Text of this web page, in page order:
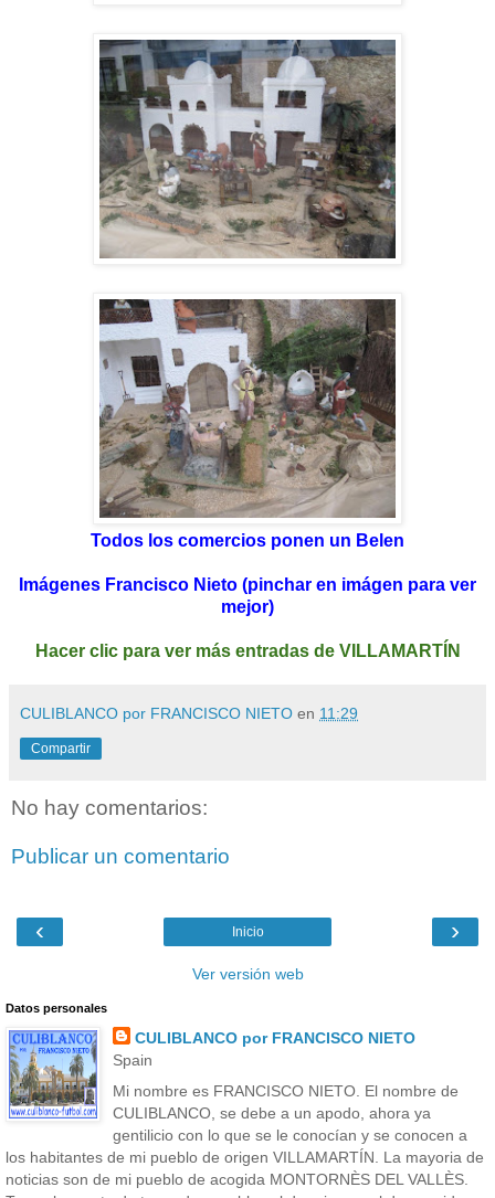
Todos los comercios ponen un Belen
Imágenes Francisco Nieto (pinchar en imágen para ver
mejor)
Hacer clic para ver más entradas de VILLAMARTÍN
CULIBLANCO por FRANCISCO NIETO en 11:29
Compartir
No hay comentarios:
Publicar un comentario
‹ ›
Inicio
Ver versión web
Datos personales
CULIBLANCO por FRANCISCO NIETO
Spain
Mi nombre es FRANCISCO NIETO. El nombre de
CULIBLANCO, se debe a un apodo, ahora ya
gentilicio con lo que se le conocían y se conocen a
los habitantes de mi pueblo de origen VILLAMARTÍN. La mayoria de
noticias son de mi pueblo de acogida MONTORNÈS DEL VALLÈS.